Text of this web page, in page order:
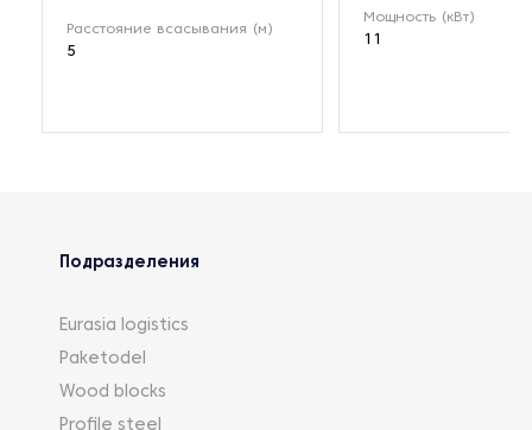
Расстояние всасывания (м)
5
Мощность (кВт)
11
Подразделения
Eurasia logistics
Paketodel
Wood blocks
Profile steel